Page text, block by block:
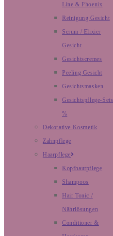
Line & Phoenix
Reinigung Gesicht
Serum / Elixier
Gesicht
Gesichtscremes
Peeling Gesicht
Gesichtsmasken
Gesichtspflege-Sets
%
Dekorative Kosmetik
Zahnpflege
Haarpflege
Kopfhautpflege
Shampoos
Hair Tonic /
Nährlösungen
Conditioner &